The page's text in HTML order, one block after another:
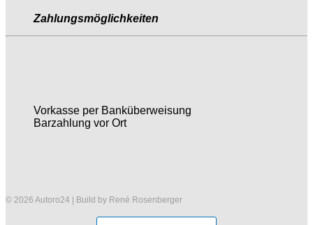
Zahlungsmöglichkeiten
Vorkasse per Banküberweisung
Barzahlung vor Ort
© 2026 Autoro24 | Build by René Rosenberger